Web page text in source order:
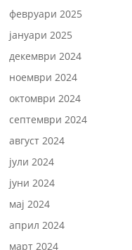
февруари 2025
јануари 2025
декември 2024
ноември 2024
октомври 2024
септември 2024
август 2024
јули 2024
јуни 2024
мај 2024
април 2024
март 2024